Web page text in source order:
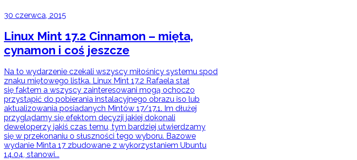
30 czerwca, 2015
Linux Mint 17.2 Cinnamon – mięta,
cynamon i coś jeszcze
Na to wydarzenie czekali wszyscy miłośnicy systemu spod
znaku miętowego listka. Linux Mint 17.2 Rafaela stał
się faktem a wszyscy zainteresowani mogą ochoczo
przystąpić do pobierania instalacyjnego obrazu iso lub
aktualizowania posiadanych Mintów 17/17.1. Im dłużej
przyglądamy się efektom decyzji jakiej dokonali
deweloperzy jakiś czas temu, tym bardziej utwierdzamy
się w przekonaniu o słuszności tego wyboru. Bazowe
wydanie Minta 17 zbudowane z wykorzystaniem Ubuntu
14.04, stanowi...